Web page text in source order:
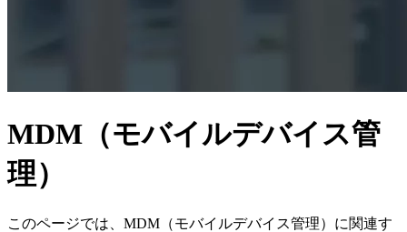
MDM（モバイルデバイス管
理）
このページでは、MDM（モバイルデバイス管理）に関連す